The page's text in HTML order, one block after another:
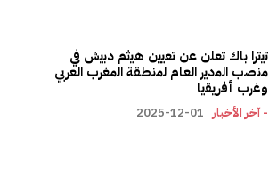
ﺗﯾﺗرا ﺑﺎك ﺗﻌﻠن ﻋن ﺗﻌﯾﯾن ھﯾﺛم دﺑﯾش ﻓﻲ
ﻣﻧﺻب اﻟﻣدﯾر اﻟﻌﺎم ﻟﻣﻧطﻘﺔ اﻟﻣﻐرب اﻟﻌرﺑﻲ
وﻏرب أﻓرﯾﻘﯾﺎ
- آخر الأخبار 2025-12-01